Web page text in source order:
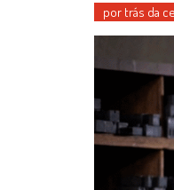
por trás da